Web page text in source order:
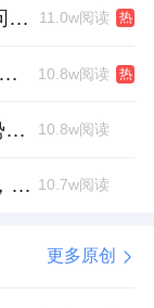
科达制造75亿跨境并购失败，问题出在哪一关？ 11.0w阅读 热
TGV 赛道领跑者 海目星携手蓝思科技掘金先进封装 10.8w阅读 热
10个涨停板！爱丽家居股价走势有点狂 10.8w阅读
名家汇拟2.6亿元参股至誉科技，跨界布局工业级固态存储 10.7w阅读
更多原创